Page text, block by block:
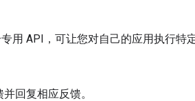
用 API，可让您对自己的应用执行特
回复相应反馈。